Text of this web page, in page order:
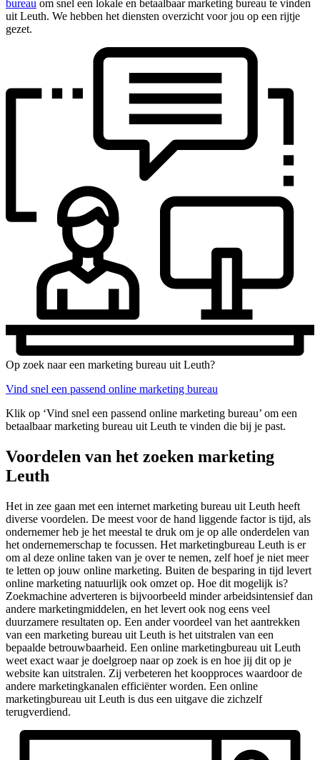
bureau om snel een lokale en betaalbaar marketing bureau te vinden
uit Leuth. We hebben het diensten overzicht voor jou op een rijtje
gezet.
Op zoek naar een marketing bureau uit Leuth?
Vind snel een passend online marketing bureau
Klik op ‘Vind snel een passend online marketing bureau’ om een
betaalbaar marketing bureau uit Leuth te vinden die bij je past.
Voordelen van het zoeken marketing
Leuth
Het in zee gaan met een internet marketing bureau uit Leuth heeft
diverse voordelen. De meest voor de hand liggende factor is tijd, als
ondernemer heb je het meestal te druk om je op alle onderdelen van
het ondernemerschap te focussen. Het marketingbureau Leuth is er
om al deze online taken van je over te nemen, zelf hoef je niet meer
te letten op jouw online marketing. Buiten de besparing in tijd levert
online marketing natuurlijk ook omzet op. Hoe dit mogelijk is?
Zoekmachine adverteren is bijvoorbeeld minder arbeidsintensief dan
andere marketingmiddelen, en het levert ook nog eens veel
duurzamere resultaten op. Een ander voordeel van het aantrekken
van een marketing bureau uit Leuth is het uitstralen van een
bepaalde betrouwbaarheid. Een online marketingbureau uit Leuth
weet exact waar je doelgroep naar op zoek is en hoe jij dit op je
website kan uitstralen. Zij verbeteren het koopproces waardoor de
andere marketingkanalen efficiënter worden. Een online
marketingbureau uit Leuth is dus een uitgave die zichzelf
terugverdiend.